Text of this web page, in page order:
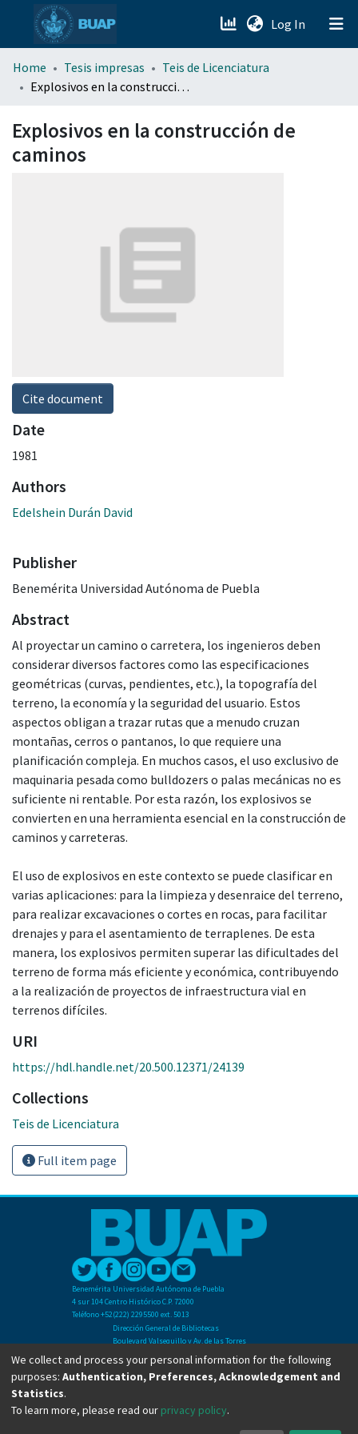
Log In (current)
menu.section.about_menu
Home Tesis impresas
Teis de Licenciatura
Explosivos en la construcción de caminos
Explosivos en la construcción de
caminos
Cite document
Date
1981
Authors
Edelshein Durán David
Publisher
Benemérita Universidad Autónoma de Puebla
Abstract
Al proyectar un camino o carretera, los ingenieros deben
considerar diversos factores como las especificaciones
geométricas (curvas, pendientes, etc.), la topografía del
terreno, la economía y la seguridad del usuario. Estos
aspectos obligan a trazar rutas que a menudo cruzan
montañas, cerros o pantanos, lo que requiere una
planificación compleja. En muchos casos, el uso exclusivo de
maquinaria pesada como bulldozers o palas mecánicas no es
suficiente ni rentable. Por esta razón, los explosivos se
convierten en una herramienta esencial en la construcción de
caminos y carreteras.
El uso de explosivos en este contexto se puede clasificar en
varias aplicaciones: para la limpieza y desenraice del terreno,
para realizar excavaciones o cortes en rocas, para facilitar
drenajes y para el asentamiento de terraplenes. De esta
manera, los explosivos permiten superar las dificultades del
terreno de forma más eficiente y económica, contribuyendo
a la realización de proyectos de infraestructura vial en
terrenos difíciles.
URI
https://hdl.handle.net/20.500.12371/24139
Collections
Teis de Licenciatura
Full item page
Benemérita Universidad Autónoma de Puebla
4 sur 104 Centro Histórico C.P. 72000
Teléfono +52(222) 2295500 ext. 5013
Dirección General de Bibliotecas
Boulevard Valsequillo y Av. de las Torres
Ciudad Universitaria. Col. San Manuel
C.P. 72570
Teléfono +52 (222) 2295500 Ext 2901
We collect and process your personal information for the following
purposes: Authentication, Preferences, Acknowledgement and
Statistics.
To learn more, please read our privacy policy.